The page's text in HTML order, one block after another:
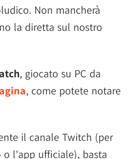
Non mancherà
la diretta sul nostro
, giocato su PC da
, come potete notare
il canale Twitch (per
o l'app ufficiale), basta